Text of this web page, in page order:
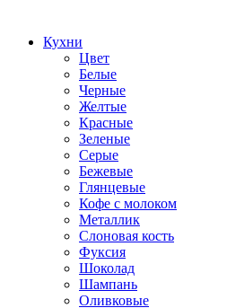
Кухни
Цвет
Белые
Черные
Желтые
Красные
Зеленые
Серые
Бежевые
Глянцевые
Кофе с молоком
Металлик
Слоновая кость
Фуксия
Шоколад
Шампань
Оливковые